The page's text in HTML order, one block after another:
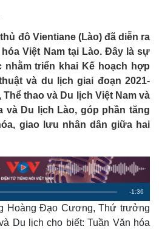
đô Vientiane (Lào) đã diễn ra
hóa Việt Nam tại Lào. Đây là sự
triển khai Kế hoạch hợp
và du lịch giai đoạn 2021-
thao và Du lịch Việt Nam và
và Du lịch Lào, góp phần tăng
giao lưu nhân dân giữa hai
R
e
-1:36
Hoàng Đạo Cương, Thứ trưởng
Du lịch cho biết: Tuần Văn hóa